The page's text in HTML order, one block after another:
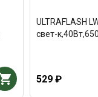
ULTRAFLASH
свет-
529 ₽